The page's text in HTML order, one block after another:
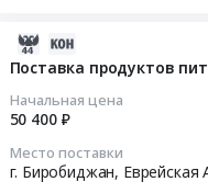
Поставка продуктов
Начальная цена
50 400 ₽
Место поставки
г. Биробиджан, Еврейская